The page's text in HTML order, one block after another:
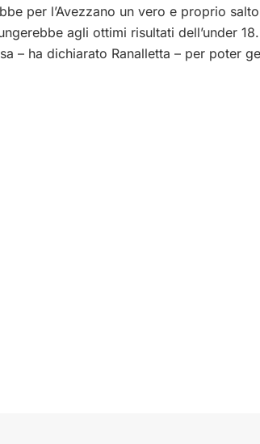
per l’Avezzano un vero e proprio salto
agli ottimi risultati dell’under
– ha dichiarato Ranalletta – per poter